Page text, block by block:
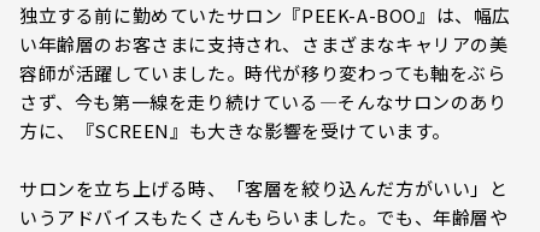
独立する前に勤めていたサロン『PEEK-A-BOO』は、幅広
い年齢層のお客さまに支持され、さまざまなキャリアの美
容師が活躍していました。時代が移り変わっても軸をぶら
さず、今も第一線を走り続けている―そんなサロンのあり
方に、『SCREEN』も大きな影響を受けています。
サロンを立ち上げる時、「客層を絞り込んだ方がいい」と
いうアドバイスもたくさんもらいました。でも、年齢層や